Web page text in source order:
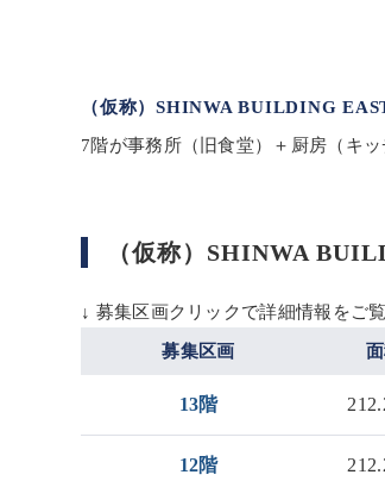
（仮称）SHINWA BUILDING
7階が事務所（旧食堂）＋厨房（キ
（仮称）SHINWA
↓ 募集区画クリックで詳細情報をご
募集区画
13階
12階